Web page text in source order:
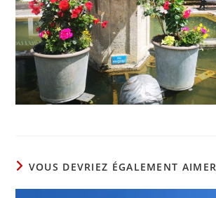
VOUS DEVRIEZ ÉGALEMENT AIMER